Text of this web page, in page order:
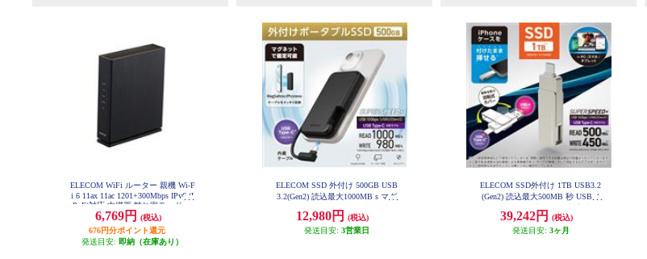
ELECOM WiFi ルーター 親機 Wi-F
i 6 11ax 11ac 1201+300Mbps IPv6 (I
PoE)対応 中継器 離れ家モード ブ
ラック WRC-X1500GS2-B
6,769円
(税込)
676円分ポイント還元
発送目安: 即納（在庫あり）
ELECOM SSD 外付け 500GB USB
3.2(Gen2) 読込最大1000MB s マグ
ポータブル ブラック ESD-EPB050
0GBK
12,980円
(税込)
発送目安: 3営業日
ELECOM SSD外付け 1TB USB3.2
(Gen2) 読込最大500MB 秒 USBメ
peC USB-A両対応 シルバー ESD-E
PA1000GSV
39,242円
(税込)
発送目安: 3ヶ月